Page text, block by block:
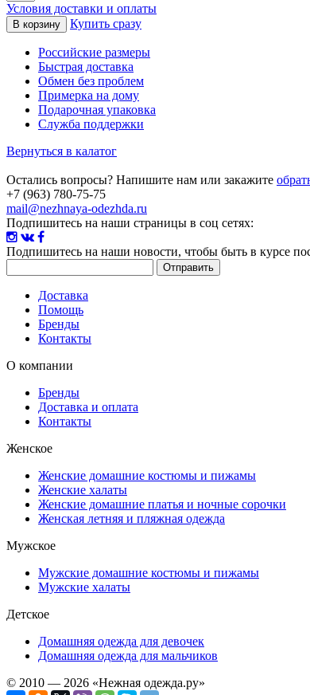
Условия доставки и оплаты
Купить сразу
Российские размеры
Быстрая доставка
Обмен без проблем
Примерка на дому
Подарочная упаковка
Служба поддержки
Вернуться в калатог
Остались вопросы? Напишите нам или закажите
+7 (963) 780-75-75
mail@nezhnaya-odezhda.ru
Подпишитесь на наши страницы в соц сетях:
Подпишитесь на наши новости, чтобы быть в курсе
Доставка
Помощь
Бренды
Контакты
О компании
Бренды
Доставка и оплата
Контакты
Женское
Женские домашние костюмы и пижамы
Женские халаты
Женские домашние платья и ночные сорочки
Женская летняя и пляжная одежда
Мужское
Мужские домашние костюмы и пижамы
Мужские халаты
Детское
Домашняя одежда для девочек
Домашняя одежда для мальчиков
© 2010 — 2026 «Нежная одежда.ру»